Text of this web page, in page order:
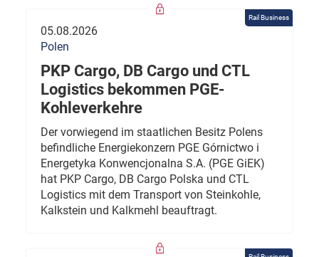
Rail Business
05.08.2026
Polen
PKP Cargo, DB Cargo und CTL
Logistics bekommen PGE-
Kohleverkehre
Der vorwiegend im staatlichen Besitz Polens
befindliche Energiekonzern PGE Górnictwo i
Energetyka Konwencjonalna S.A. (PGE GiEK)
hat PKP Cargo, DB Cargo Polska und CTL
Logistics mit dem Transport von Steinkohle,
Kalkstein und Kalkmehl beauftragt.